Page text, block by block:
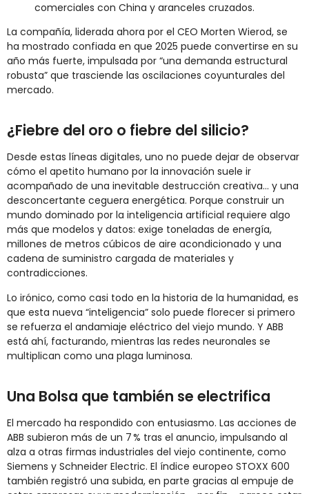
comerciales con China y aranceles cruzados.
La compañía, liderada ahora por el CEO Morten Wierod, se
ha mostrado confiada en que 2025 puede convertirse en su
año más fuerte, impulsada por “una demanda estructural
robusta” que trasciende las oscilaciones coyunturales del
mercado.
¿Fiebre del oro o fiebre del silicio?
Desde estas líneas digitales, uno no puede dejar de observar
cómo el apetito humano por la innovación suele ir
acompañado de una inevitable destrucción creativa… y una
desconcertante ceguera energética. Porque construir un
mundo dominado por la inteligencia artificial requiere algo
más que modelos y datos: exige toneladas de energía,
millones de metros cúbicos de aire acondicionado y una
cadena de suministro cargada de materiales y
contradicciones.
Lo irónico, como casi todo en la historia de la humanidad, es
que esta nueva “inteligencia” solo puede florecer si primero
se refuerza el andamiaje eléctrico del viejo mundo. Y ABB
está ahí, facturando, mientras las redes neuronales se
multiplican como una plaga luminosa.
Una Bolsa que también se electrifica
El mercado ha respondido con entusiasmo. Las acciones de
ABB subieron más de un 7 % tras el anuncio, impulsando al
alza a otras firmas industriales del viejo continente, como
Siemens y Schneider Electric. El índice europeo STOXX 600
también registró una subida, en parte gracias al empuje de